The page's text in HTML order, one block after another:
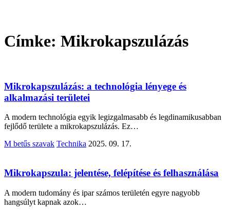
Címke: Mikrokapszulázás
Mikrokapszulázás: a technológia lényege és
alkalmazási területei
A modern technológia egyik legizgalmasabb és legdinamikusabban
fejlődő területe a mikrokapszulázás. Ez…
M betűs szavak Technika 2025. 09. 17.
Mikrokapszula: jelentése, felépítése és felhasználása
A modern tudomány és ipar számos területén egyre nagyobb
hangsúlyt kapnak azok…